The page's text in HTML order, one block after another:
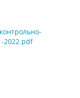
2022.pdf